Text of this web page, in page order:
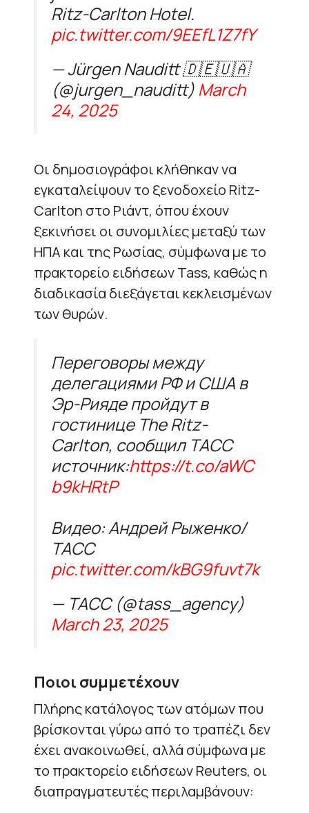
Ritz-Carlton Hotel.
pic.twitter.com/9EEfL1Z7fY
— Jürgen Nauditt 🇩🇪🇺🇦
(@jurgen_nauditt) March
24, 2025
Οι δημοσιογράφοι κλήθηκαν να
εγκαταλείψουν το ξενοδοχείο Ritz-
Carlton στο Ριάντ, όπου έχουν
ξεκινήσει οι συνομιλίες μεταξύ των
ΗΠΑ και της Ρωσίας, σύμφωνα με το
πρακτορείο ειδήσεων Tass, καθώς η
διαδικασία διεξάγεται κεκλεισμένων
των θυρών.
Переговоры между
делегациями РФ и США в
Эр-Рияде пройдут в
гостинице The Ritz-
Carlton, сообщил ТАСС
источник:https://t.co/aWC
b9kHRtP
Видео: Андрей Рыженко/
ТАСС
pic.twitter.com/kBG9fuvt7k
— ТАСС (@tass_agency)
March 23, 2025
Ποιοι συμμετέχουν
Πλήρης κατάλογος των ατόμων που
βρίσκονται γύρω από το τραπέζι δεν
έχει ανακοινωθεί, αλλά σύμφωνα με
το πρακτορείο ειδήσεων Reuters, οι
διαπραγματευτές περιλαμβάνουν: